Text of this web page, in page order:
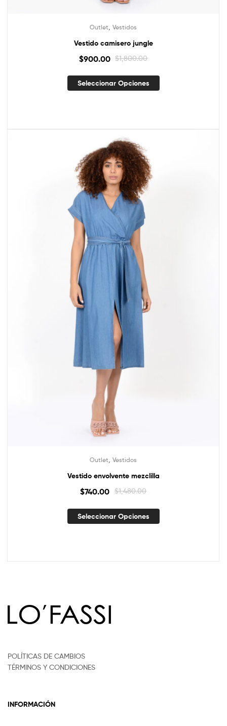
Outlet Vestidos
Vestido camisero jungle
$1,800.00
$900.00
Seleccionar Opciones
Outlet, Vestidos
Vestido envolvente mezclilla
$1,480.00
$740.00
Seleccionar Opciones
POLÍTICAS DE CAMBIOS
TÉRMINOS Y CONDICIONES
INFORMACIÓN